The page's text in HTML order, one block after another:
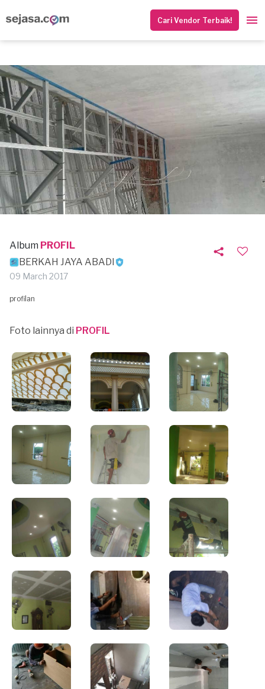
Cari Vendor Terbaik!
Album PROFIL
BERKAH JAYA ABADI
09 March 2017
profilan
Foto lainnya di PROFIL